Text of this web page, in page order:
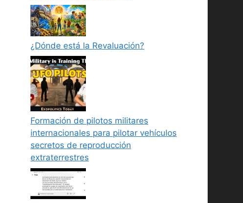
¿Dónde está la Revaluación?
Formación de pilotos militares
internacionales para pilotar vehículos
secretos de reproducción
extraterrestres